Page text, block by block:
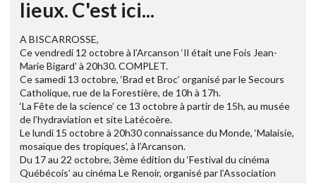
lieux. C'est ici...
A BISCARROSSE,
Ce vendredi 12 octobre à l’Arcanson ‘Il était une Fois Jean-
Marie Bigard’ à 20h30. COMPLET.
Ce samedi 13 octobre, ‘Brad et Broc’ organisé par le Secours
Catholique, rue de la Forestière, de 10h à 17h.
‘La Fête de la science’ ce 13 octobre à partir de 15h, au musée
de l’hydraviation et site Latécoère.
Le lundi 15 octobre à 20h30 connaissance du Monde, ‘Malaisie,
mosaïque des tropiques’, à l’Arcanson.
Du 17 au 22 octobre, 3ème édition du ‘Festival du cinéma
Québécois’ au cinéma Le Renoir, organisé par l’Association